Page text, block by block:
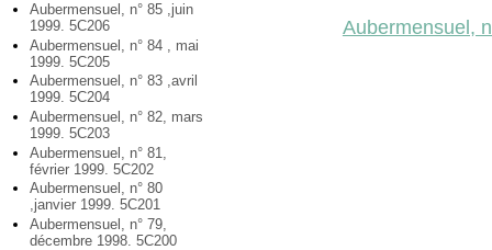
Aubermensuel, n° 85 ,juin
1999. 5C206
Aubermensuel, n° 84 , mai
1999. 5C205
Aubermensuel, n° 83 ,avril
1999. 5C204
Aubermensuel, n° 82, mars
1999. 5C203
Aubermensuel, n° 81,
février 1999. 5C202
Aubermensuel, n° 80
,janvier 1999. 5C201
Aubermensuel, n° 79,
décembre 1998. 5C200
Aubermensuel,